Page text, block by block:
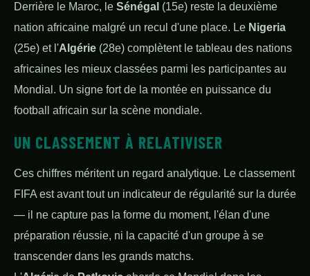
Derrière le Maroc, le Sénégal (15e) reste la deuxième
nation africaine malgré un recul d'une place. Le Nigeria
(25e) et l'Algérie (28e) complètent le tableau des nations
africaines les mieux classées parmi les participantes au
Mondial. Un signe fort de la montée en puissance du
football africain sur la scène mondiale.
UN CLASSEMENT À RELATIVISER
Ces chiffres méritent un regard analytique. Le classement
FIFA est avant tout un indicateur de régularité sur la durée
— il ne capture pas la forme du moment, l'élan d'une
préparation réussie, ni la capacité d'un groupe à se
transcender dans les grands matchs.